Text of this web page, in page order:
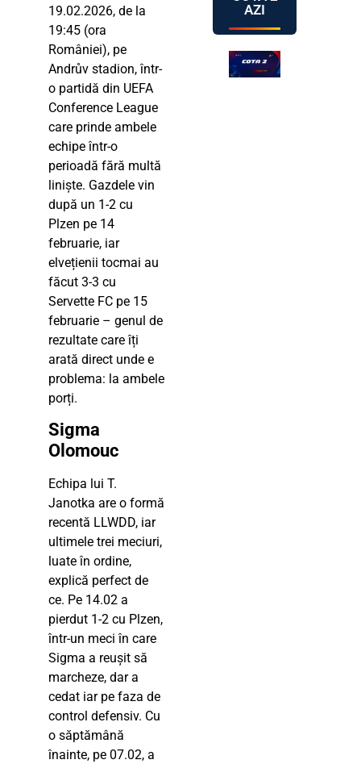
19.02.2026, de la
19:45 (ora
României), pe
Andrův stadion, într-
o partidă din UEFA
Conference League
care prinde ambele
echipe într-o
perioadă fără multă
liniște. Gazdele vin
după un 1-2 cu
Plzen pe 14
februarie, iar
elvețienii tocmai au
făcut 3-3 cu
Servette FC pe 15
februarie – genul de
rezultate care îți
arată direct unde e
problema: la ambele
porți.
Sigma
Olomouc
Echipa lui T.
Janotka are o formă
recentă LLWDD, iar
ultimele trei meciuri,
luate în ordine,
explică perfect de
ce. Pe 14.02 a
pierdut 1-2 cu Plzen,
într-un meci în care
Sigma a reușit să
marcheze, dar a
cedat iar pe faza de
control defensiv. Cu
o săptămână
înainte, pe 07.02, a
AZI